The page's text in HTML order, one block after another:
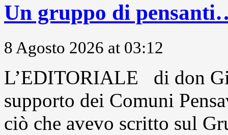
Un gruppo di
8 Agosto 2026 at 03:12
L’EDITORIALE di don
supporto dei Comuni
ciò che avevo scritto sul